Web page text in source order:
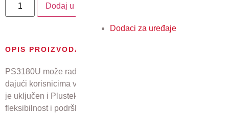
Dodaci za uređaje
Dodaj u košaricu
OPIS PROIZVODA
PS3180U može raditi s većinom okruženja za skeniranje,
dajući korisnicima veću fleksibilnost u radu. Uz to, u ponudu
je uključen i Plustek DocTwain driver koji pruža dodatnu
fleksibilnost i podršku za automatsku promjenu veličine